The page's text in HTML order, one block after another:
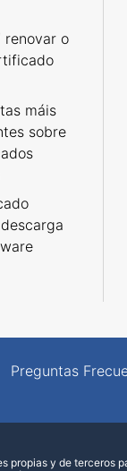
renovar o
máis
sobre
Preguntas
propias y de